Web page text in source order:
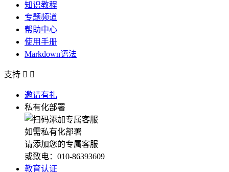
知识教程
专题频道
帮助中心
使用手册
Markdown语法
支持  
邀请有礼
私有化部署
如需私有化部署
请添加您的专属客服
或致电：010-86393609
教育认证